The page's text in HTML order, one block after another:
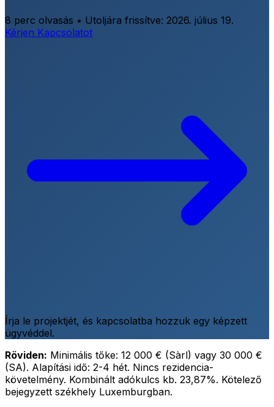
8 perc olvasás • Utoljára frissítve: 2026. július 19.
Kérjen Kapcsolatot
Írja le projektjét, és kapcsolatba hozzuk egy képzett
ügyvéddel.
Röviden: Minimális tőke: 12 000 € (Sàrl) vagy 30 000 €
(SA). Alapítási idő: 2-4 hét. Nincs rezidencia-
követelmény. Kombinált adókulcs kb. 23,87%. Kötelező
bejegyzett székhely Luxemburgban.